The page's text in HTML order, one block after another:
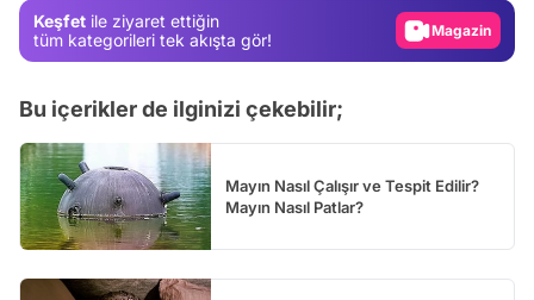
Keşfet ile ziyaret ettiğin
tüm kategorileri tek akışta gör!
Magazin
Video
Bu içerikler de ilginizi çekebilir;
Mayın Nasıl Çalışır ve Tespit Edilir?
Mayın Nasıl Patlar?